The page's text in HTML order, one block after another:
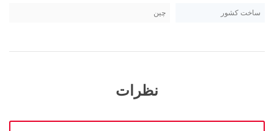
ساخت کشور چین
نظرات